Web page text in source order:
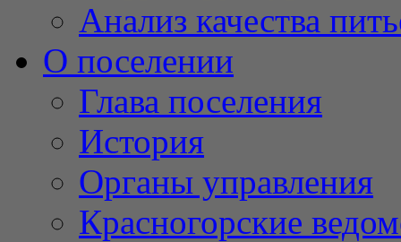
Анализ качества
О поселении
Глава поселения
История
Органы управления
Красногорские